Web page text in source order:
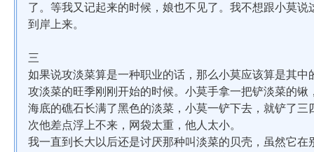
了。等我又记起来的时候，娘也不见了。我不想跟小莫
到岸上来。
三
如果说攻淡菜算是一种职业的话，那么小莫应该算是其
攻淡菜的旺季刚刚开始的时候。小莫手拿一把铲淡菜的
海底的礁石长满了黑色的淡菜，小莫一铲下去，就铲了
次他差点浮上不来，网袋太重，他人太小。
我一直到长大以后还是讨厌那种叫淡菜的贝壳，虽然它